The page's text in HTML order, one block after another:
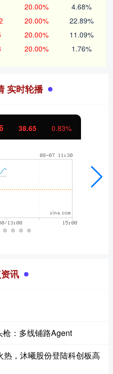
20.00% 4.68%
20.00% 22.89%
20.00% 11.09%
20.00% 1.76%
实时轮播
38.65 0.83%
讯
：多线铺路Agent
，沐曦股份登陆科创板高